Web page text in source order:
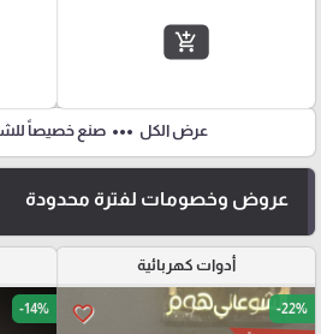
add_shopping_cart
عرض الكل more_horiz صنع خصيصاً
عروض وخصومات لفترة محدودة
أدوات كهربائية
favorite_border -22%
-14%